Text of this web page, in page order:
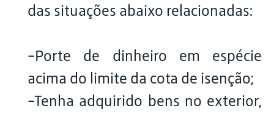
das situações abaixo relacionadas:
-Porte de dinheiro em espécie
acima do limite da cota de isenção;
-Tenha adquirido bens no exterior,